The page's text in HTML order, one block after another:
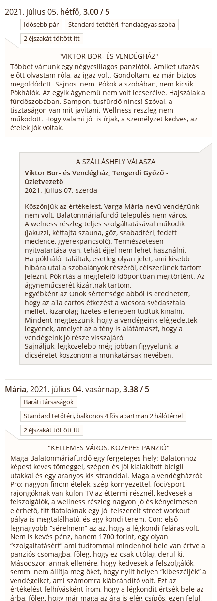
2021. július 05. hétfő, 3.00 / 5
Idősebb pár
Standard tetőtéri, franciaágyas szoba
2 éjszakát töltött itt
"VIKTOR BOR- ÉS VENDÉGHÁZ"
Többet vártunk egy négycsillagos panziótól. Amiket utazás
előtt olvastam róla, az igaz volt. Gondoltam, ez már biztos
megoldódott. Sajnos, nem. Pókok a szobában, nem kicsik.
Pókhálók. Az egyik ágynemű nem volt lecserélve. Hajszálak a
fürdőszobában. Sampon, tusfürdő nincs! Szóval, a
tisztaságon van mit javítani. Wellness részleg nem
működött. Hogy valami jót is írjak, a személyzet kedves, az
ételek jók voltak.
A SZÁLLÁSHELY VÁLASZA
Viktor Bor- és Vendégház, Tengerdi Győző -
üzletvezető
2021. július 07. szerda
Köszönjük az értékelést, Varga Mária nevű vendégünk
nem volt. Balatonmáriafürdő település nem város.
A welness részleg teljes szolgáltatásával működik
(jakuzzi, kétfajta szauna, gőz, szabadtéri, fedett
medence, gyerekpancsoló). Természetesen
nyitvatartása van, tehát éjjel nem lehet használni.
Ha pókhálót találtak, esetleg olyan jelet, ami kisebb
hibára utal a szobalányok részéről, célszerűnek tartom
jelezni. Pókirtás a megfelelő időpontban megtörtént. Az
ágyneműcserét kizártnak tartom.
Egyébként az Önök sértettsége abból is eredhetett,
hogy az a'la cartos étkezést a vacsora svédasztala
mellett kizárólag fizetés ellenében tudtuk kínálni.
Mindent megteszünk, hogy a vendégeink elégedettek
legyenek, amelyet az a tény is alátámaszt, hogy a
vendégeink jó része visszajáró.
Sajnáljuk, legközelebb még jobban figyyelünk, a
dicséretet köszönöm a munkatársak nevében.
Mária, 2021. július 04. vasárnap, 3.38 / 5
Baráti társaságok
Standard tetőtéri, balkonos 4 fős apartman 2 hálótérrel
2 éjszakát töltött itt
"KELLEMES VÁROS, KÖZEPES PANZIÓ"
Maga Balatonmáriafürdő egy fergeteges hely: Balatonhoz
képest kevés tömeggel, szépen és jól kialakított bicigli
utakkal és egy aranyos kis stranddal. Maga a vendégházról:
Pro: nagyon finom ételek, szép környezettel, foci/sport
rajongóknak van külön TV az éttermi résznél, kedvesek a
felszolgálók, a wellness részleg nagyon jó és kényelmesen
elérhető, fitt fiataloknak egy jól felszerelt street workout
pálya is megtalálható, és egy kondi terem. Con: első
legnagyobb “sérelmem” az az, hogy a légkondi feláras volt.
Nem is kevés pénz, hanem 1700 forint, egy olyan
“szolgáltatásért” ami tudtommal mindenhol bele van értve a
panziós csomagba, főleg, hogy ez csak utólag derül ki.
Másodszor, annak ellenére, hogy kedvesek a felszolgálók,
semmi nem állítja meg őket, hogy nyílt helyen “kibeszéljék” a
vendégeiket, ami számomra kiábrándító volt. Ezt az
értékelést felhívásként írom, hogy a légkondit értsék bele az
árba, főleg, hogy már maga az ára is elég csípős, ezen felül,